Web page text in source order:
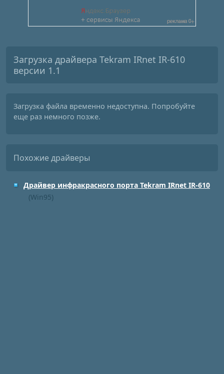
Загрузка драйвера Tekram IRnet IR-610
версии 1.1
Загрузка файла временно недоступна. Попробуйте
еще раз немного позже.
Похожие драйверы
Драйвер инфракрасного порта Tekram IRnet IR-610
(Win95)